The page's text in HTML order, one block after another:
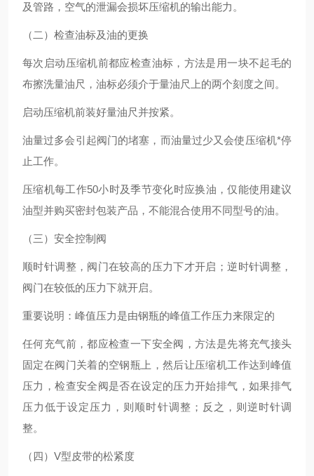
及管路，空气的泄漏会损坏压缩机的输出能力。
（二）检查油标及油的更换
每次启动压缩机前都应检查油标，方法是用一块不起毛的
布擦洗量油尺，油标必须介于量油尺上的两个刻度之间。
启动压缩机前装好量油尺并按紧。
油量过多会引起阀门的堵塞，而油量过少又会使压缩机*停
止工作。
压缩机每工作50小时及季节变化时应换油，仅能使用建议
油型并购买密封包装产品，不能混合使用不同型号的油。
（三）安全控制阀
顺时针调整，阀门在较高的压力下才开启；逆时针调整，
阀门在较低的压力下就开启。
重要说明：峰值压力是由钢瓶的峰值工作压力来限定的
任何充气前，都应检查一下安全阀，方法是先将充气接头
固定在阀门关着的空钢瓶上，然后让压缩机工作达到峰值
压力，检查安全阀是否在设定的压力开始排气，如果排气
压力低于设定压力，则顺时针调整；反之，则逆时针调
整。
（四）V型皮带的松紧度